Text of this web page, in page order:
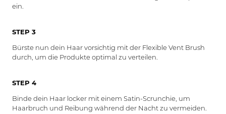
ein.
STEP 3
Bürste nun dein Haar vorsichtig mit der Flexible Vent Brush
durch, um die Produkte optimal zu verteilen.
STEP 4
Binde dein Haar locker mit einem Satin-Scrunchie, um
Haarbruch und Reibung während der Nacht zu vermeiden.